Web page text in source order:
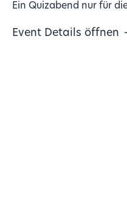
Ein Quizabend nur für
Event Details öffnen